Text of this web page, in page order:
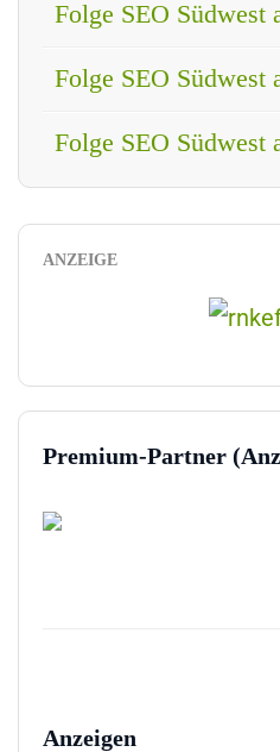
Folge SEO Südwest
Folge SEO Südwest
Folge SEO Südwest
ANZEIGE
Premium-Partner
Anzeigen